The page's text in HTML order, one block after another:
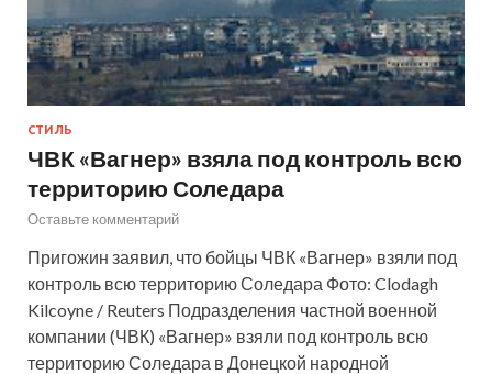
СТИЛЬ
ЧВК «Вагнер» взяла под контроль всю
территорию Соледара
Оставьте комментарий
Пригожин заявил, что бойцы ЧВК «Вагнер» взяли под
контроль всю территорию Соледара Фото: Clodagh
Kilcoyne / Reuters Подразделения частной военной
компании (ЧВК) «Вагнер» взяли под контроль всю
территорию Соледара в Донецкой народной